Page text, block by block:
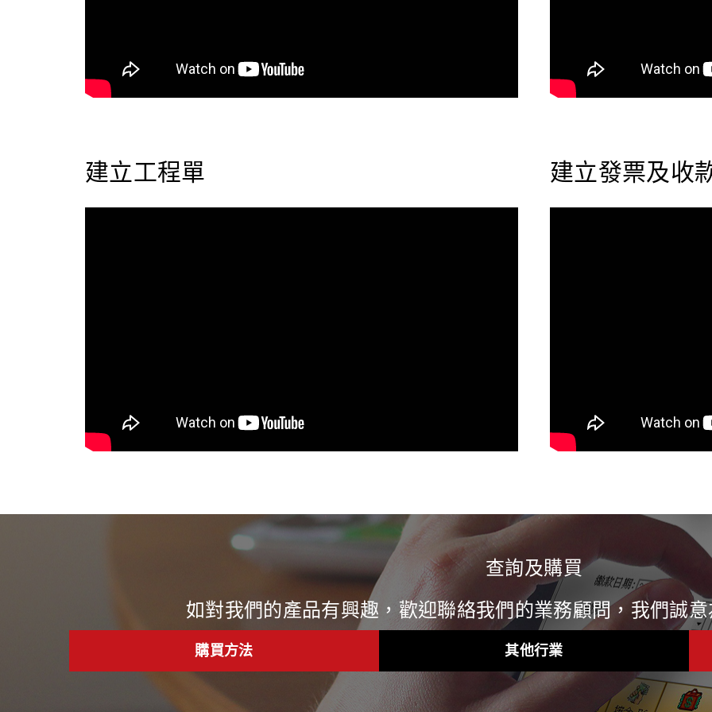
建立工程單 建立發票及收
查詢及購買
如對我們的產品有興趣，歡迎聯絡我們的業務顧問，我們誠
購買方法 其他行業